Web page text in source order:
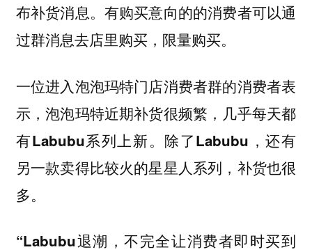
布补货消息。有购买意向的的消费者可以通
过群消息去店里购买，限量购买。
一位进入泡泡玛特门店消费者群的消费者表
示，泡泡玛特近期补货很频繁，几乎每天都
有Labubu系列上新。除了Labubu，还有
另一款卖得比较火的星星人系列，补货也很
多。
“Labubu退潮，不完全让消费者即时买到